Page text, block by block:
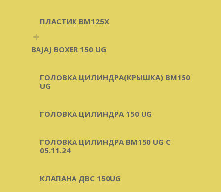
ПЛАСТИК BM125X
+
BAJAJ BOXER 150 UG
ГОЛОВКА ЦИЛИНДРА(КРЫШКА) BM150
UG
ГОЛОВКА ЦИЛИНДРА 150 UG
ГОЛОВКА ЦИЛИНДРА BM150 UG C
05.11.24
КЛАПАНА ДВС 150UG